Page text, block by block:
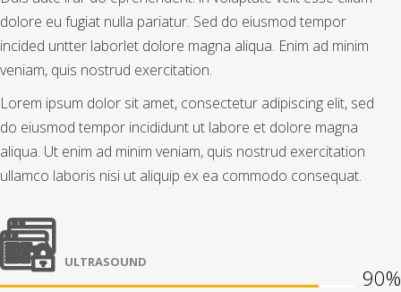
dolore eu fugiat nulla pariatur. Sed do eiusmod tempor
incided untter laborlet dolore magna aliqua. Enim ad minim
veniam, quis nostrud exercitation.
Lorem ipsum dolor sit amet, consectetur adipiscing elit, sed
do eiusmod tempor incididunt ut labore et dolore magna
aliqua. Ut enim ad minim veniam, quis nostrud exercitation
ullamco laboris nisi ut aliquip ex ea commodo consequat.
ULTRASOUND
90%